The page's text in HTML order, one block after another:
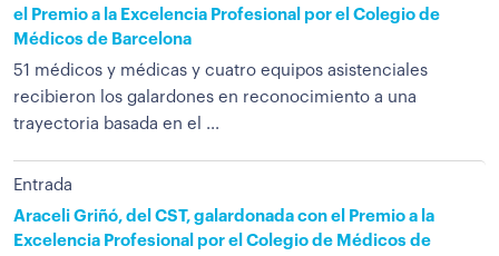
el Premio a la Excelencia Profesional por el Colegio de
Médicos de Barcelona
51 médicos y médicas y cuatro equipos asistenciales
recibieron los galardones en reconocimiento a una
trayectoria basada en el ...
Entrada
Araceli Griñó, del CST, galardonada con el Premio a la
Excelencia Profesional por el Colegio de Médicos de